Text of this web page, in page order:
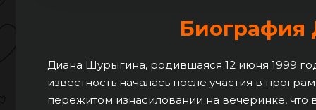
Диана Шурыгина, родившаяся 12 июня 1999
известность началась после участия в
пережитом изнасиловании на вечеринке,